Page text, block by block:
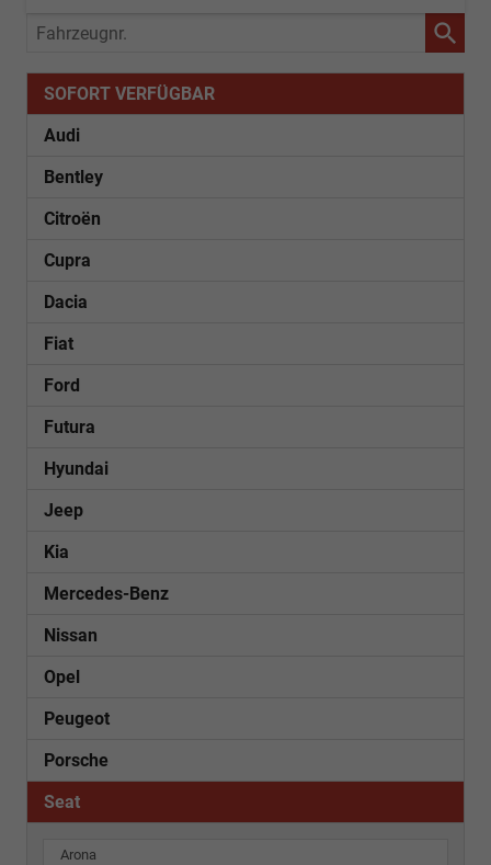
Fahrzeugnr.
SOFORT VERFÜGBAR
Audi
Bentley
Citroën
Cupra
Dacia
Fiat
Ford
Futura
Hyundai
Jeep
Kia
Mercedes-Benz
Nissan
Opel
Peugeot
Porsche
Seat
Arona